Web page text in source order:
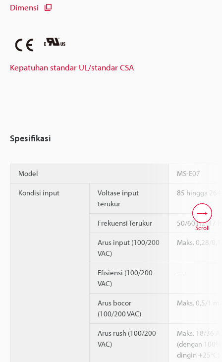
Dimensi
Kepatuhan standar UL/standar CSA
Spesifikasi
Model MS-E07
Kondisi input
Voltase input
terukur
85 hingga 264
Frekuensi Terukur 50/60 Hz (47
Arus input (100/200
VAC)
Maks. 0,28/
Efisiensi (100/200
VAC)
―
Arus bocor
(100/200 VAC)
Maks. 0,5/1
Arus rush (100/200
VAC)
Maks. 18/36 A
(dengan
dingin +25°C)
Scroll